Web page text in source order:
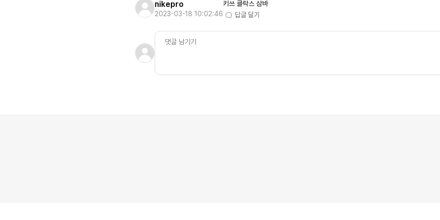
nikepro
2023-03-18 10:02:46
키쓰 클락스 삼바
답글 달기